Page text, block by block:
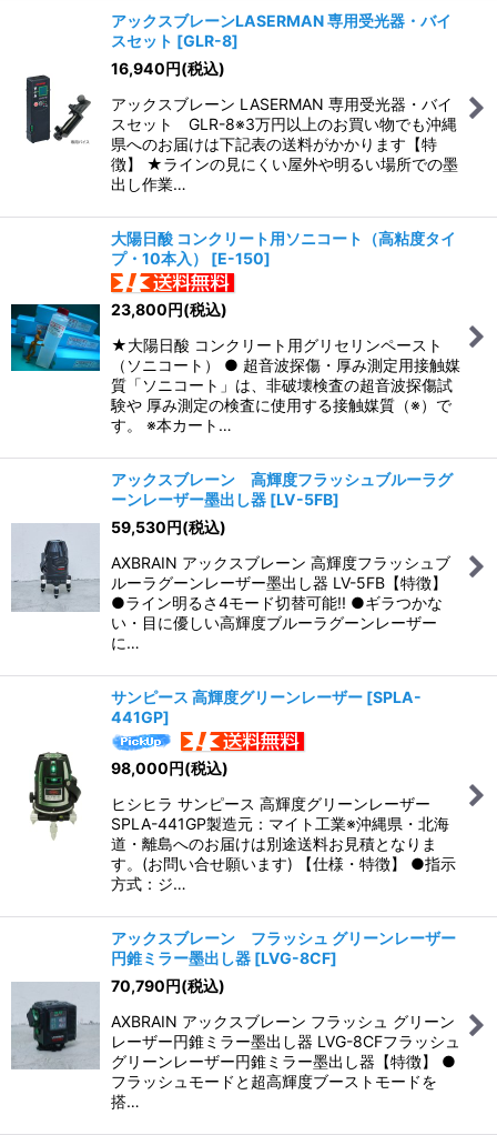
アックスブレーンLASERMAN 専用受光器・バイ
スセット [GLR-8]
16,940円(税込)
アックスブレーン LASERMAN 専用受光器・バイ
スセット GLR-8※3万円以上のお買い物でも沖縄
県へのお届けは下記表の送料がかかります【特
徴】 ★ラインの見にくい屋外や明るい場所での墨
出し作業…
大陽日酸 コンクリート用ソニコート（高粘度タイ
プ・10本入）
[E-150]
23,800円(税込)
★大陽日酸 コンクリート用グリセリンペースト
（ソニコート） ● 超音波探傷・厚み測定用接触媒
質「ソニコート」は、非破壊検査の超音波探傷試
験や 厚み測定の検査に使用する接触媒質（※）で
す。 ※本カート…
アックスブレーン 高輝度フラッシュブルーラグ
ーンレーザー墨出し器 [LV-5FB]
59,530円(税込)
AXBRAIN アックスブレーン 高輝度フラッシュブ
ルーラグーンレーザー墨出し器 LV-5FB【特徴】
●ライン明るさ4モード切替可能!! ●ギラつかな
い・目に優しい高輝度ブルーラグーンレーザー
に…
サンピース 高輝度グリーンレーザー [SPLA-
441GP]
98,000円(税込)
ヒシヒラ サンピース 高輝度グリーンレーザー
SPLA-441GP製造元：マイト工業※沖縄県・北海
道・離島へのお届けは別途送料お見積となりま
す。(お問い合せ願います) 【仕様・特徴】 ●指示
方式：ジ…
アックスブレーン フラッシュ グリーンレーザー
円錐ミラー墨出し器 [LVG-8CF]
70,790円(税込)
AXBRAIN アックスブレーン フラッシュ グリーン
レーザー円錐ミラー墨出し器 LVG-8CFフラッシュ
グリーンレーザー円錐ミラー墨出し器【特徴】 ●
フラッシュモードと超高輝度ブーストモードを
搭…